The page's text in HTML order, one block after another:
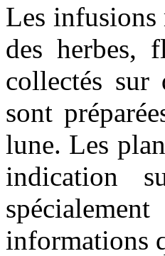
Les infusions
des herbes,
collectés sur
sont
lune. Les
indication
informations